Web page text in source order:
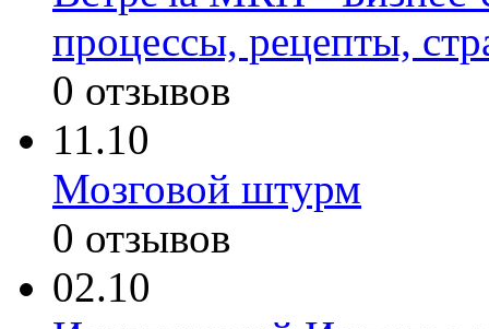
процессы, рецепты,
0 отзывов
11.10
Мозговой штурм
0 отзывов
02.10